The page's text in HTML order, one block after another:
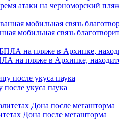
атаки на черноморский
мобильная связь
на пляже в Архипке,
укуса паука
Дона после мегашторма